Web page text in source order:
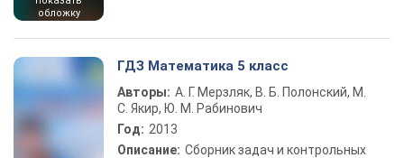
обложку
ГДЗ Математика 5 класс
Авторы: А. Г. Мерзляк, В. Б. Полонский, М.
С. Якир, Ю. М. Рабинович
Год: 2013
Описание: Сборник задач и контрольных